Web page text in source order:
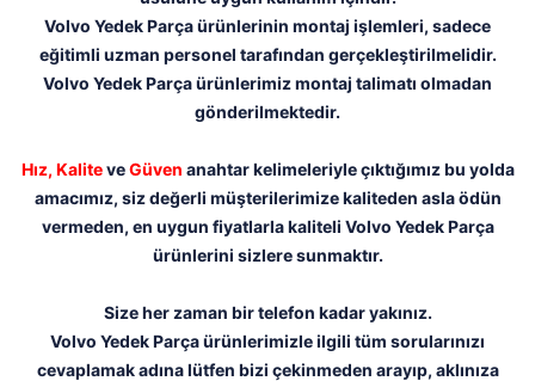
Volvo Yedek Parça ürünlerinin montaj işlemleri, sadece
eğitimli uzman personel tarafından gerçekleştirilmelidir.
Volvo Yedek Parça ürünlerimiz montaj talimatı olmadan
gönderilmektedir.
Hız, Kalite veGüven anahtar kelimeleriyle çıktığımız bu yolda
amacımız, siz değerli müşterilerimize kaliteden asla ödün
vermeden, en uygun fiyatlarla kaliteli Volvo Yedek Parça
ürünlerini sizlere sunmaktır.
Size her zaman bir telefon kadar yakınız.
Volvo Yedek Parça ürünlerimizle ilgili tüm sorularınızı
cevaplamak adına lütfen bizi çekinmeden arayıp, aklınıza